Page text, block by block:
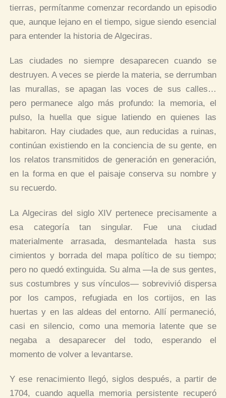
tierras, permítanme comenzar recordando un episodio
que, aunque lejano en el tiempo, sigue siendo esencial
para entender la historia de Algeciras.
Las ciudades no siempre desaparecen cuando se
destruyen. A veces se pierde la materia, se derrumban
las murallas, se apagan las voces de sus calles…
pero permanece algo más profundo: la memoria, el
pulso, la huella que sigue latiendo en quienes las
habitaron. Hay ciudades que, aun reducidas a ruinas,
continúan existiendo en la conciencia de su gente, en
los relatos transmitidos de generación en generación,
en la forma en que el paisaje conserva su nombre y
su recuerdo.
La Algeciras del siglo XIV pertenece precisamente a
esa categoría tan singular. Fue una ciudad
materialmente arrasada, desmantelada hasta sus
cimientos y borrada del mapa político de su tiempo;
pero no quedó extinguida. Su alma —la de sus gentes,
sus costumbres y sus vínculos— sobrevivió dispersa
por los campos, refugiada en los cortijos, en las
huertas y en las aldeas del entorno. Allí permaneció,
casi en silencio, como una memoria latente que se
negaba a desaparecer del todo, esperando el
momento de volver a levantarse.
Y ese renacimiento llegó, siglos después, a partir de
1704, cuando aquella memoria persistente recuperó